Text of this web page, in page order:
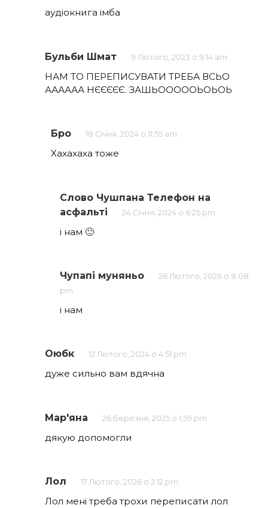
аудіокнига імба
Бульби Шмат 9 Лютого, 2023 о 9:14 am
НАМ ТО ПЕРЕПИСУВАТИ ТРЕБА ВСЬО
АААААА НЄЄЄЄЄ. ЗАШЬОООООЬОЬОЬ
Бро 18 Січня, 2024 о 11:55 am
Хахахаха тоже
Слово Чушпана Телефон на
асфальті
24 Січня, 2024 о 6:25 pm
і нам 🙂
Чупапі муняньо
26 Лютого, 2026 о 8:08
pm
і нам
Оюбк 12 Лютого, 2024 о 4:51 pm
дуже сильно вам вдячна
Мар'яна 26 Березня, 2025 о 1:59 pm
дякую допомогли
Лол 17 Лютого, 2026 о 2:12 pm
Лол мені треба трохи переписати лол